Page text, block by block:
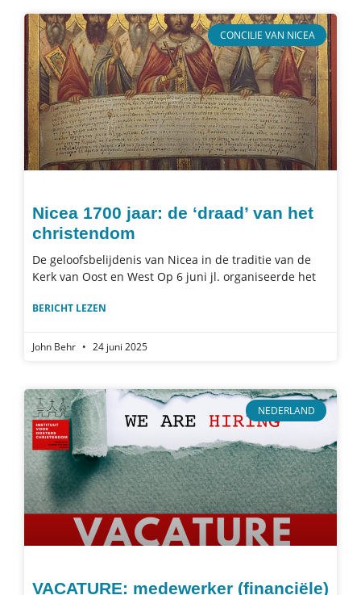
CONCILIE VAN NICEA
Nicea 1700 jaar: de ‘draad’ van het
christendom
De geloofsbelijdenis van Nicea in de traditie van de
Kerk van Oost en West Op 6 juni jl. organiseerde het
BERICHT LEZEN
John Behr 24 juni 2025
NEDERLAND
VACATURE: medewerker (financiële)